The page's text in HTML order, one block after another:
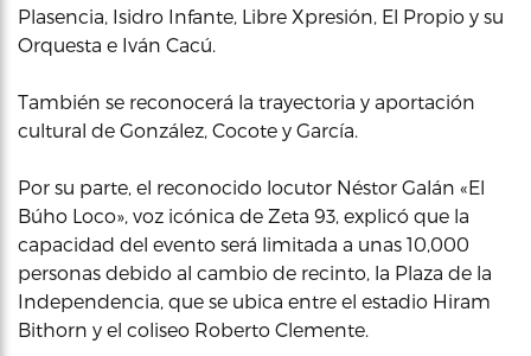
Plasencia, Isidro Infante, Libre Xpresión, El Propio y su
Orquesta e Iván Cacú.
También se reconocerá la trayectoria y aportación
cultural de González, Cocote y García.
Por su parte, el reconocido locutor Néstor Galán «El
Búho Loco», voz icónica de Zeta 93, explicó que la
capacidad del evento será limitada a unas 10,000
personas debido al cambio de recinto, la Plaza de la
Independencia, que se ubica entre el estadio Hiram
Bithorn y el coliseo Roberto Clemente.